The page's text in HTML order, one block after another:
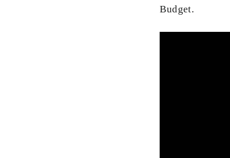
Budget.